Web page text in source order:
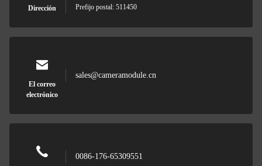
Dirección
Prefijo postal: 511450
El correo
electrónico
sales@cameramodule.cn
0086-176-65309551